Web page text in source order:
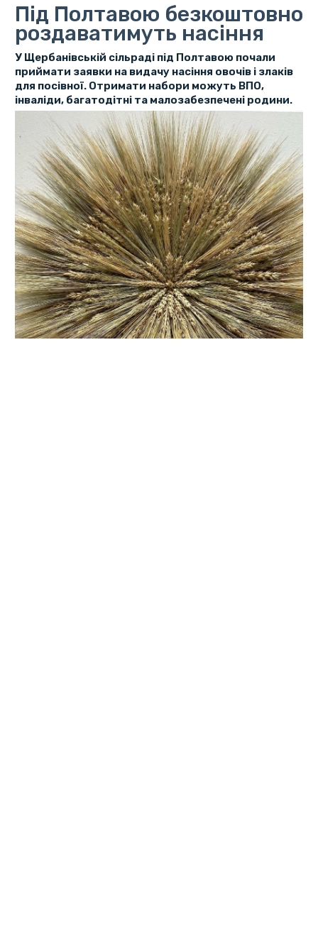
Під Полтавою безкоштовно
роздаватимуть насіння
У Щербанівській сільраді під Полтавою почали
приймати заявки на видачу насіння овочів і злаків
для посівної. Отримати набори можуть ВПО,
інваліди, багатодітні та малозабезпечені родини.